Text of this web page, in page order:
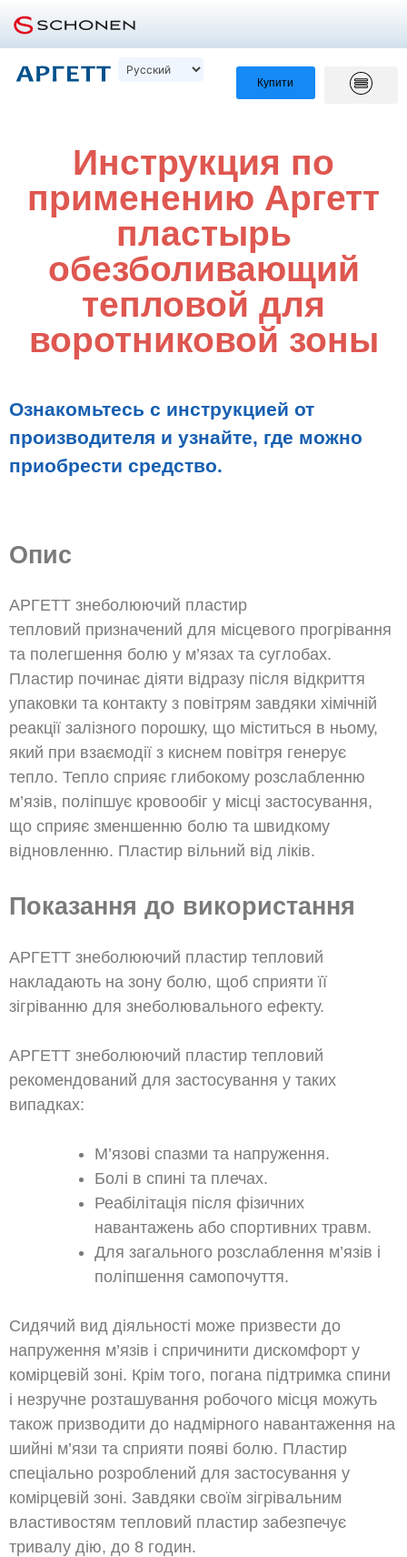
Купити
Инструкция по
применению Аргетт
пластырь
обезболивающий
тепловой для
воротниковой зоны
Ознакомьтесь с инструкцией от
производителя и узнайте, где можно
приобрести средство.
Опис
АРГЕТТ знеболюючий пластир
тепловий призначений для місцевого прогрівання
та полегшення болю у м’язах та суглобах.
Пластир починає діяти відразу після відкриття
упаковки та контакту з повітрям завдяки хімічній
реакції залізного порошку, що міститься в ньому,
який при взаємодії з киснем повітря генерує
тепло. Тепло сприяє глибокому розслабленню
м’язів, поліпшує кровообіг у місці застосування,
що сприяє зменшенню болю та швидкому
відновленню. Пластир вільний від ліків.
Показання до використання
АРГЕТТ знеболюючий пластир тепловий
накладають на зону болю, щоб сприяти її
зігріванню для знеболювального ефекту.
АРГЕТТ знеболюючий пластир тепловий
рекомендований для застосування у таких
випадках:
М’язові спазми та напруження.
Болі в спині та плечах.
Реабілітація після фізичних
навантажень або спортивних травм.
Для загального розслаблення м’язів і
поліпшення самопочуття.
Сидячий вид діяльності може призвести до
напруження м’язів і спричинити дискомфорт у
комірцевій зоні. Крім того, погана підтримка спини
і незручне розташування робочого місця можуть
також призводити до надмірного навантаження на
шийні м’язи та сприяти появі болю. Пластир
спеціально розроблений для застосування у
комірцевій зоні. Завдяки своїм зігрівальним
властивостям тепловий пластир забезпечує
тривалу дію, до 8 годин.